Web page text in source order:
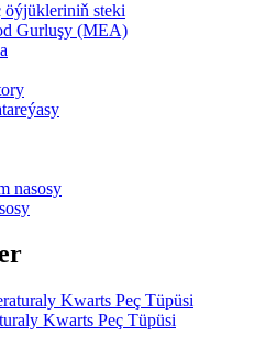
öýjükleriniň steki
Gurluşy (MEA)
nasosy
Kwarts Peç Tüpüsi